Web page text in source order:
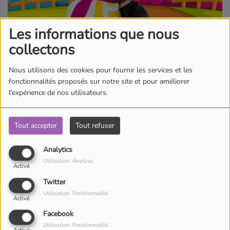
Les informations que nous
collectons
Nous utilisons des cookies pour fournir les services et les
fonctionnalités proposés sur notre site et pour améliorer
l'expérience de nos utilisateurs.
Tout accepter Tout refuser
Analytics
Activé
Utilisation: Analyse
Twitter
Activé
Utilisation: Fonctionnalité
Facebook
Utilisation: Fonctionnalité
Où écouter Radio Pitchoun ?
Pitchoun Rédac
Qui sommes-nous ?
Contact
grâce à Pitchoun, Juliana, Clara, Guillaume et Valentin.